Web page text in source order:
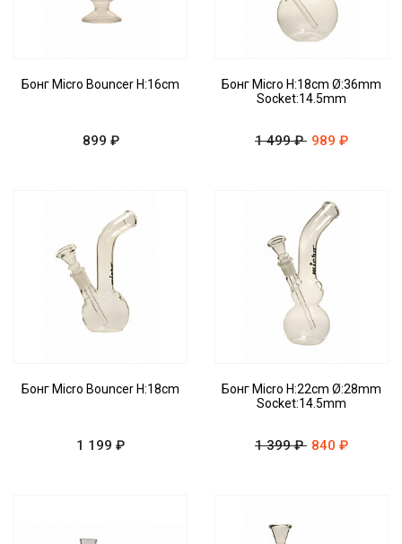
Бонг Micro Bouncer H:16cm
899 ₽
Бонг Micro H:18cm Ø:36mm
Socket:14.5mm
1 499 ₽ 989 ₽
Бонг Micro Bouncer H:18cm
1 199 ₽
Бонг Micro H:22cm Ø:28mm
Socket:14.5mm
1 399 ₽ 840 ₽